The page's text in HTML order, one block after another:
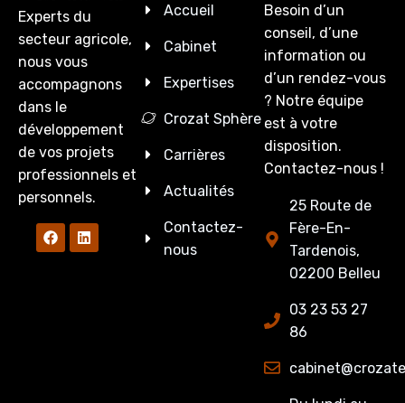
Experts du
secteur agricole,
nous vous
accompagnons
dans le
développement
de vos projets
professionnels et
personnels.
Accueil
Cabinet
Expertises
Crozat Sphère
Carrières
Actualités
Contactez-
nous
Besoin d’un
conseil, d’une
information ou
d’un rendez-vous
? Notre équipe
est à votre
disposition.
Contactez-nous !
25 Route de
Fère-En-
Tardenois,
02200 Belleu
03 23 53 27
86